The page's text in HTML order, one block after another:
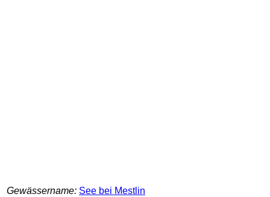
Gewässername: See bei Mestlin